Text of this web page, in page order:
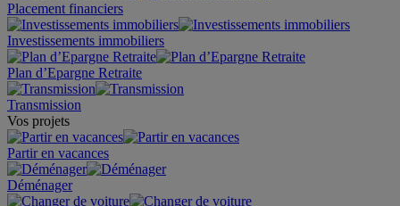
Placement financiers
Investissements immobiliers
Plan d’Epargne Retraite
Transmission
Vos projets
Partir en vacances
Déménager